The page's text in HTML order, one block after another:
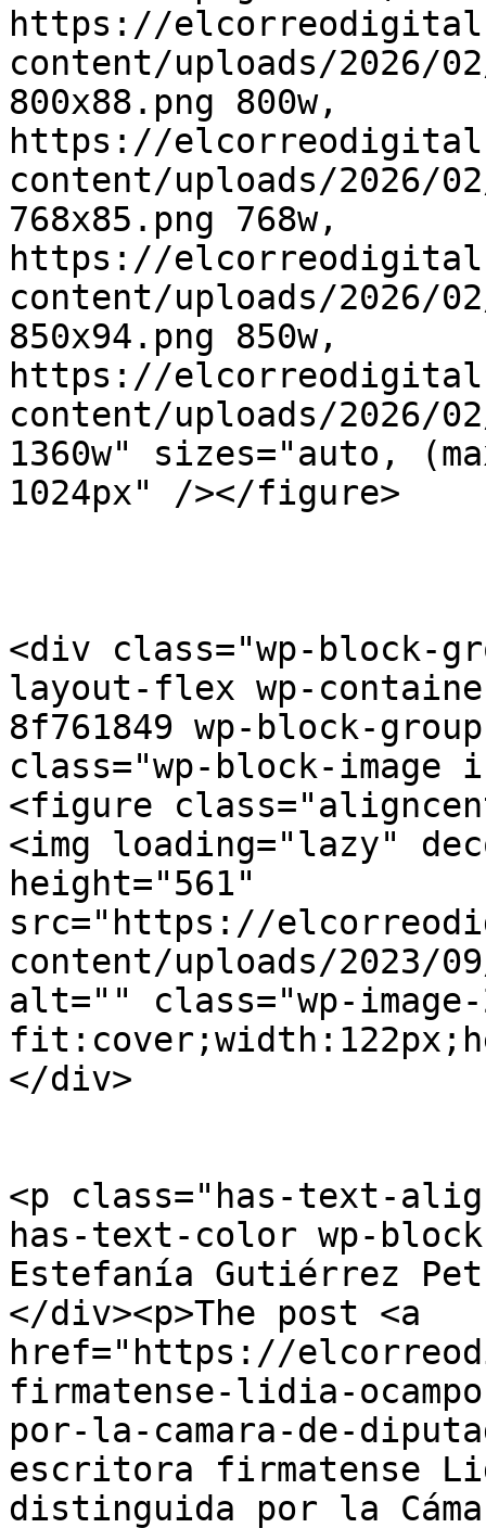
https://
content/uploads/2026/
800x88.png 800w,
https://
content/uploads/2026/
768x85.png 768w,
https://
content/uploads/2026/
850x94.png 850w,
https://
content/uploads/2026/
1360w" sizes="auto,
1024px" /></figure>
<div class="wp-block-
layout-flex wp-
8f761849 wp-block-
class="wp-block-image
<figure
<img loading="lazy"
height="561"
src="https://
content/uploads/
alt="" class="wp-
</div>
<p class="has-text-
has-text-color wp-
Estefanía Gutiérrez
</div><p>The post <a
href="https://
firmatense-lidia-
por-la-camara-de-
escritora firmatense
distinguida por la